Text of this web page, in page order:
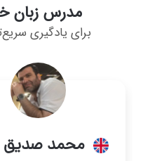
مدرس زبان
برای یادگیری
محمد صدیق